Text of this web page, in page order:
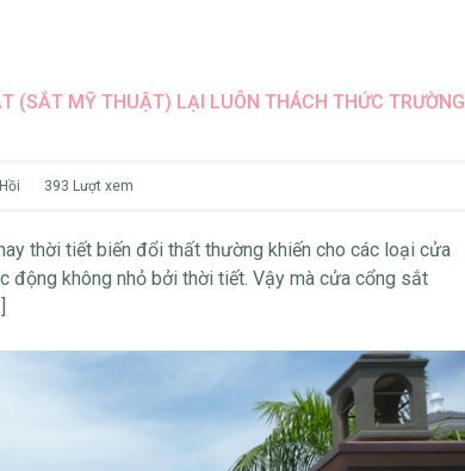
(SẮT MỸ THUẬT) LẠI LUÔN THÁCH THỨC TRƯỜNG
393 Lượt xem
thời tiết biến đổi thất thường khiến cho các loại cửa
động không nhỏ bởi thời tiết. Vậy mà cửa cổng sắt